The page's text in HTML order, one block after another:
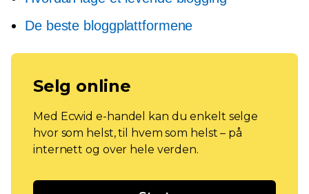
De beste bloggplattformene
Selg online
Med Ecwid e-handel kan du enkelt selge
hvor som helst, til hvem som helst – på
internett og over hele verden.